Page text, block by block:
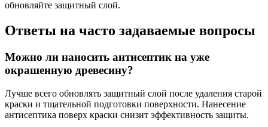
обновляйте защитный слой.
Ответы на часто задаваемые вопросы
Можно ли наносить антисептик на уже
окрашенную древесину?
Лучше всего обновлять защитный слой после удаления старой
краски и тщательной подготовки поверхности. Нанесение
антисептика поверх краски снизит эффективность защиты.